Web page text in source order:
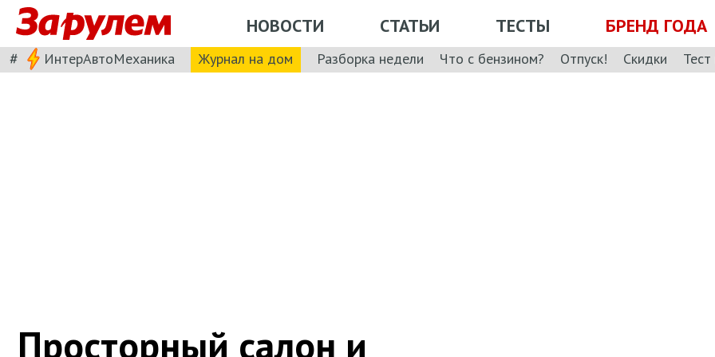
НОВОСТИ СТАТЬИ ТЕСТЫ БРЕНД ГОДА
# ИнтерАвтоМеханика Журнал на дом Разборка недели Что с бензином? Отпуск! Скидки
Просторный салон и